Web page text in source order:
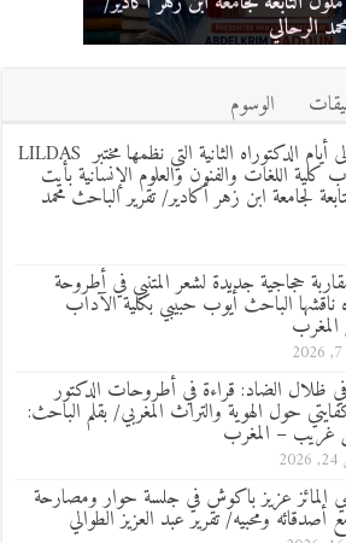
الرحالي
المغربغريب – المغرب
الوسوم
عودة إلى أيام الدكتوراه الثانية التي نظمها مختبر LILDAS
اللغات والفنون والعلوم الإنسانية بأيت
لجامعة ابن زهر أكادير/ تقرير الباحث محمد
حجاجية جديدة لشعر المتنبي في أطروحة
ناقشها الباحث أيوب حبيبي بكلية الآداب
في ظلال الضاد: قراءة في أطروحات الدكتور
حول الهوية والتراث المغربي/ بقلم الباحث:
غريب – المغرب
المائز عزيز باكوش في جلسة حوار ومصارحة
ومحبيه/ تقرير عبد العزيز الطوالي